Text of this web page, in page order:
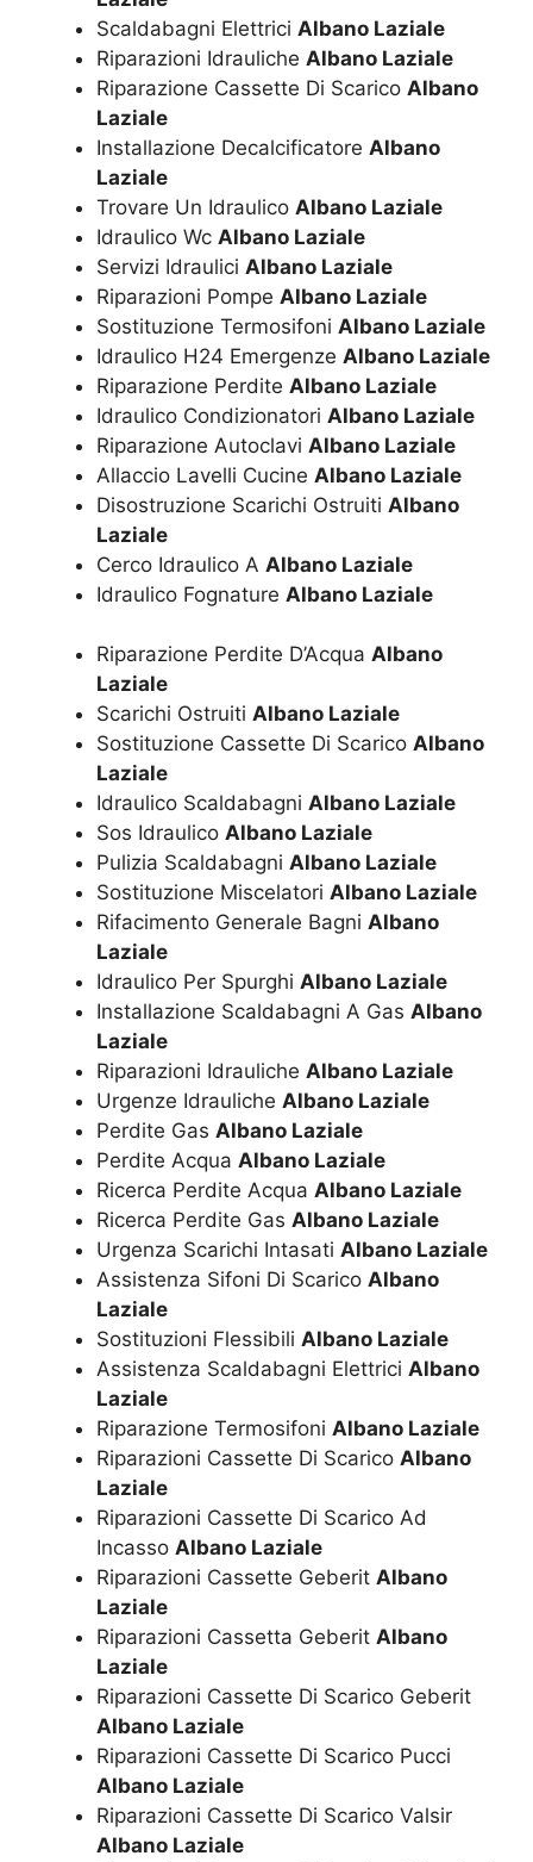
Scaldabagni Elettrici Albano Laziale
Riparazioni Idrauliche Albano Laziale
Riparazione Cassette Di Scarico Albano
Laziale
Installazione Decalcificatore Albano
Laziale
Trovare Un Idraulico Albano Laziale
Idraulico Wc Albano Laziale
Servizi Idraulici Albano Laziale
Riparazioni Pompe Albano Laziale
Sostituzione Termosifoni Albano Laziale
Idraulico H24 Emergenze Albano Laziale
Riparazione Perdite Albano Laziale
Idraulico Condizionatori Albano Laziale
Riparazione Autoclavi Albano Laziale
Allaccio Lavelli Cucine Albano Laziale
Disostruzione Scarichi Ostruiti Albano
Laziale
Cerco Idraulico A Albano Laziale
Idraulico Fognature Albano Laziale
Riparazione Perdite D’Acqua Albano
Laziale
Scarichi Ostruiti Albano Laziale
Sostituzione Cassette Di Scarico Albano
Laziale
Idraulico Scaldabagni Albano Laziale
Sos Idraulico Albano Laziale
Pulizia Scaldabagni Albano Laziale
Sostituzione Miscelatori Albano Laziale
Rifacimento Generale Bagni Albano
Laziale
Idraulico Per Spurghi Albano Laziale
Installazione Scaldabagni A Gas Albano
Laziale
Riparazioni Idrauliche Albano Laziale
Urgenze Idrauliche Albano Laziale
Perdite Gas Albano Laziale
Perdite Acqua Albano Laziale
Ricerca Perdite Acqua Albano Laziale
Ricerca Perdite Gas Albano Laziale
Urgenza Scarichi Intasati Albano Laziale
Assistenza Sifoni Di Scarico Albano
Laziale
Sostituzioni Flessibili Albano Laziale
Assistenza Scaldabagni Elettrici Albano
Laziale
Riparazione Termosifoni Albano Laziale
Riparazioni Cassette Di Scarico Albano
Laziale
Riparazioni Cassette Di Scarico Ad
Incasso Albano Laziale
Riparazioni Cassette Geberit Albano
Laziale
Riparazioni Cassetta Geberit Albano
Laziale
Riparazioni Cassette Di Scarico Geberit
Albano Laziale
Riparazioni Cassette Di Scarico Pucci
Albano Laziale
Riparazioni Cassette Di Scarico Valsir
Albano Laziale